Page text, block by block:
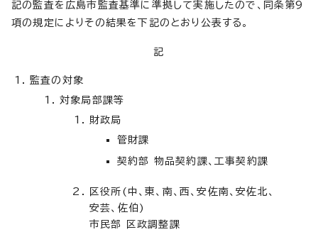
記の監査を広島市監査基準に準拠して実施したので、同条第9
項の規定によりその結果を下記のとおり公表する。
記
監査の対象
対象局部課等
財政局
管財課
契約部 物品契約課、工事契約課
区役所(中、東、南、西、安佐南、安佐北、
安芸、佐伯)
市民部 区政調整課